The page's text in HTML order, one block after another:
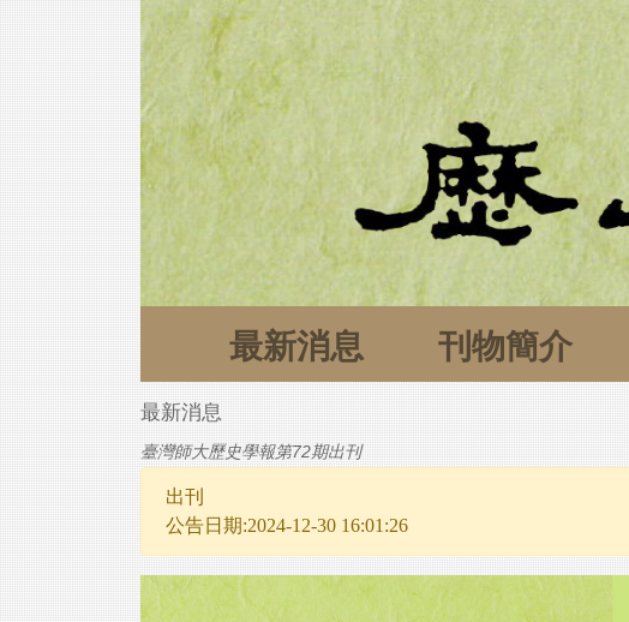
最新消息 刊物簡介
最新消息
臺灣師大歷史學報第72期出刊
出刊
公告日期:2024-12-30 16:01:26